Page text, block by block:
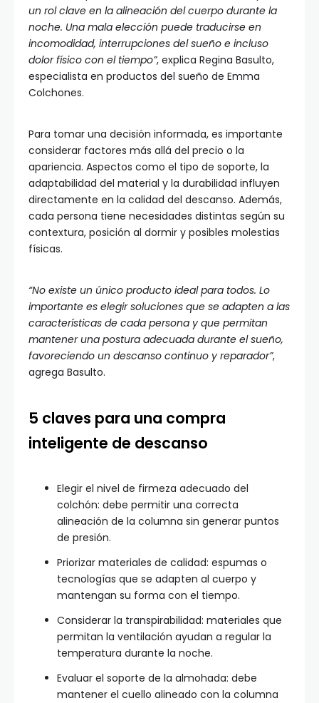
un rol clave en la alineación del cuerpo durante la
noche. Una mala elección puede traducirse en
incomodidad, interrupciones del sueño e incluso
dolor físico con el tiempo”, explica Regina Basulto,
especialista en productos del sueño de Emma
Colchones.
Para tomar una decisión informada, es importante
considerar factores más allá del precio o la
apariencia. Aspectos como el tipo de soporte, la
adaptabilidad del material y la durabilidad influyen
directamente en la calidad del descanso. Además,
cada persona tiene necesidades distintas según su
contextura, posición al dormir y posibles molestias
físicas.
“No existe un único producto ideal para todos. Lo
importante es elegir soluciones que se adapten a las
características de cada persona y que permitan
mantener una postura adecuada durante el sueño,
favoreciendo un descanso continuo y reparador”,
agrega Basulto.
5 claves para una compra
inteligente de descanso
Elegir el nivel de firmeza adecuado del
colchón: debe permitir una correcta
alineación de la columna sin generar puntos
de presión.
Priorizar materiales de calidad: espumas o
tecnologías que se adapten al cuerpo y
mantengan su forma con el tiempo.
Considerar la transpirabilidad: materiales que
permitan la ventilación ayudan a regular la
temperatura durante la noche.
Evaluar el soporte de la almohada: debe
mantener el cuello alineado con la columna